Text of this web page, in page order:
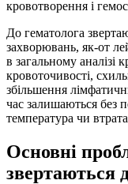
кровотворення і
До гематолога
захворювань, як-от
в загальному аналізі
кровоточивості,
збільшення
час залишаються без
температура чи
Основні
звертаються